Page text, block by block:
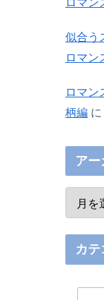
似合う
ロマン
ロマン
柄編 に
ア
カテ